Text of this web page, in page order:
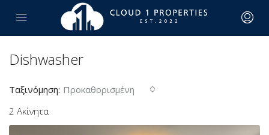
Dishwasher
2 Ακίνητα
Ταξινόμηση: Προκαθορισμένη